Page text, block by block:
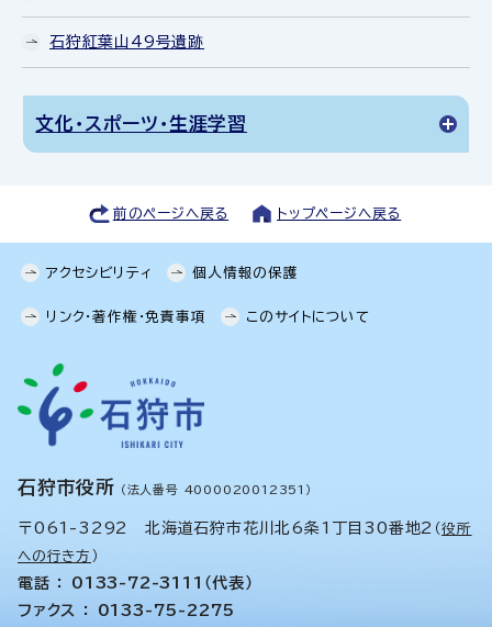
石狩紅葉山49号遺跡
文化・スポーツ・生涯学習
前のページへ戻る トップページへ戻る
アクセシビリティ 個人情報の保護
リンク・著作権・免責事項 このサイトについて
石狩市役所 （法人番号 4000020012351）
〒061-3292 北海道石狩市花川北6条1丁目30番地2 （役所
への行き方 ）
電話 ： 0133-72-3111（代表）
ファクス ： 0133-75-2275